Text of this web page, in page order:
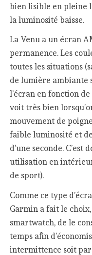
bien lisible en pleine
la luminosité baisse.
La Venu a un écran
permanence. Les
toutes les situations
de lumière ambiante
l’écran en fonction
voit très bien
mouvement de
faible luminosité et
d’une seconde.
utilisation en
de sport).
Comme ce type
Garmin a fait le
smartwatch, de le
temps afin
intermittence soit